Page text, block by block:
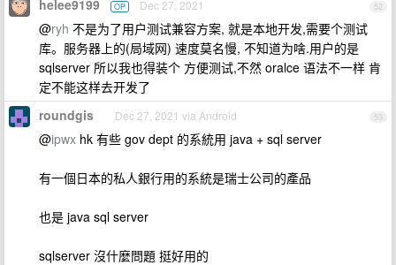
52
helee9199 OP Dec 27, 2021
@ryh 不是为了用户测试兼容方案, 就是本地开发,需要个测试
库。服务器上的(局域网) 速度莫名慢, 不知道为啥.用户的是
sqlserver 所以我也得装个 方便测试,不然 oralce 语法不一样 肯
定不能这样去开发了
53
roundgis Dec 27, 2021 via Android
@ipwx hk 有些 gov dept 的系統用 java + sql server
有一個日本的私人銀行用的系統是瑞士公司的產品
也是 java sql server
sqlserver 沒什麼問題 挺好用的